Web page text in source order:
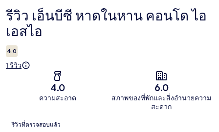
รีวิว
รีวิว เอ็นบีซี หาดในหาน คอนโด ไอ
เอสไอ
4.0
1 รีวิว
4.0
ความสะอาด
6.0
สภาพของที่พักและสิ่งอำนวยความ
สะดวก
รีวิว
รีวิวที่ตรวจสอบแล้ว